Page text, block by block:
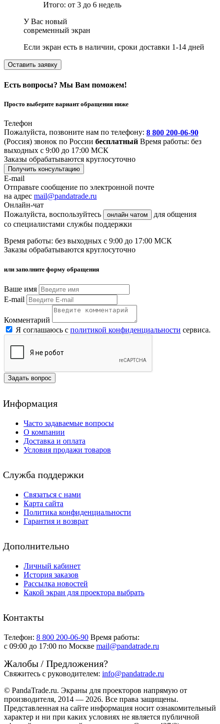
Итого: от 3 до 6 недель
У Вас новый
современный экран
Если экран есть в наличии, сроки доставки 1-14 дней
Оставить заявку
Есть вопросы? Мы Вам поможем!
Просто выберите вариант обращения ниже
Телефон
Пожалуйста, позвоните нам по телефону: 8 800 200-06-90
(Россия) звонок по России бесплатный Время работы: без
выходных с 9:00 до 17:00 МСК
Заказы обрабатываются круглосуточно
Получить консультацию
E-mail
Отправьте сообщение по электронной почте
на адрес mail@pandatrade.ru
Онлайн-чат
Пожалуйста, воспользуйтесь
онлайн чатом
для общения
со специалистами службы поддержки
Время работы: без выходных с 9:00 до 17:00 МСК
Заказы обрабатываются круглосуточно
или заполните форму обращения
Ваше имя
E-mail
Комментарий
Я соглашаюсь с политикой конфиденциальности сервиса.
Задать вопрос
Информация
Часто задаваемые вопросы
О компании
Доставка и оплата
Условия продажи товаров
Служба поддержки
Связаться с нами
Карта сайта
Политика конфиденциальности
Гарантия и возврат
Дополнительно
Личный кабинет
История заказов
Рассылка новостей
Какой экран для проектора выбрать
Контакты
Телефон: 8 800 200-06-90 Время работы:
c 09:00 до 17:00 по Москве mail@pandatrade.ru
Жалобы / Предложения?
Свяжитесь с руководителем: info@pandatrade.ru
© PandaTrade.ru. Экраны для проекторов напрямую от
производителя, 2014 — 2026. Все права защищены.
Представленная на сайте информация носит ознакомительный
характер и ни при каких условиях не является публичной